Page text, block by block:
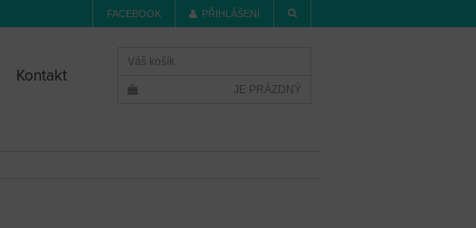
FACEBOOK PŘIHLÁŠENÍ
Kontakt
Váš košík
JE PRÁZDNÝ